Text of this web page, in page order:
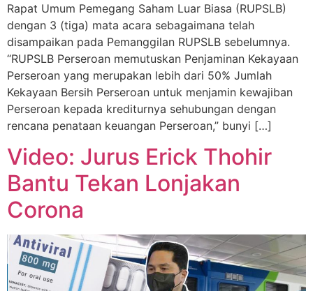
Rapat Umum Pemegang Saham Luar Biasa (RUPSLB)
dengan 3 (tiga) mata acara sebagaimana telah
disampaikan pada Pemanggilan RUPSLB sebelumnya.
“RUPSLB Perseroan memutuskan Penjaminan Kekayaan
Perseroan yang merupakan lebih dari 50% Jumlah
Kekayaan Bersih Perseroan untuk menjamin kewajiban
Perseroan kepada krediturnya sehubungan dengan
rencana penataan keuangan Perseroan,” bunyi […]
Video: Jurus Erick Thohir
Bantu Tekan Lonjakan
Corona